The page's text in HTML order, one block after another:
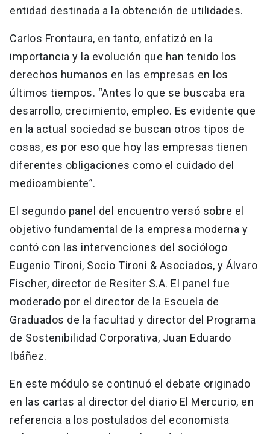
entidad destinada a la obtención de utilidades.
Carlos Frontaura, en tanto, enfatizó en la
importancia y la evolución que han tenido los
derechos humanos en las empresas en los
últimos tiempos. “Antes lo que se buscaba era
desarrollo, crecimiento, empleo. Es evidente que
en la actual sociedad se buscan otros tipos de
cosas, es por eso que hoy las empresas tienen
diferentes obligaciones como el cuidado del
medioambiente”.
El segundo panel del encuentro versó sobre el
objetivo fundamental de la empresa moderna y
contó con las intervenciones del sociólogo
Eugenio Tironi, Socio Tironi & Asociados, y Álvaro
Fischer, director de Resiter S.A. El panel fue
moderado por el director de la Escuela de
Graduados de la facultad y director del Programa
de Sostenibilidad Corporativa, Juan Eduardo
Ibáñez.
En este módulo se continuó el debate originado
en las cartas al director del diario El Mercurio, en
referencia a los postulados del economista